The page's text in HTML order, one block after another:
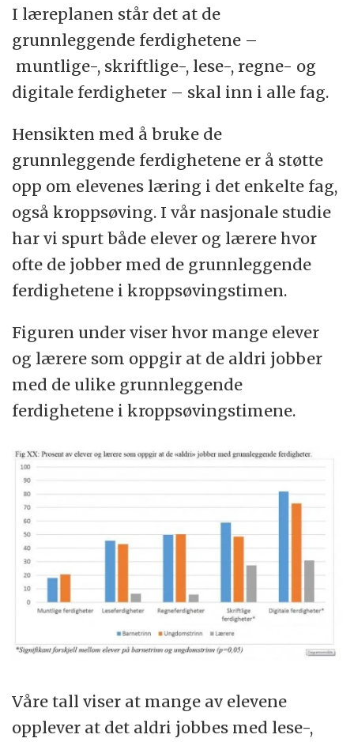
I læreplanen står det at de
grunnleggende ferdighetene –
muntlige-, skriftlige-, lese-, regne- og
digitale ferdigheter – skal inn i alle fag.
Hensikten med å bruke de
grunnleggende ferdighetene er å støtte
opp om elevenes læring i det enkelte fag,
også kroppsøving. I vår nasjonale studie
har vi spurt både elever og lærere hvor
ofte de jobber med de grunnleggende
ferdighetene i kroppsøvingstimen.
Figuren under viser hvor mange elever
og lærere som oppgir at de aldri jobber
med de ulike grunnleggende
ferdighetene i kroppsøvingstimene.
Våre tall viser at mange av elevene
opplever at det aldri jobbes med lese-,